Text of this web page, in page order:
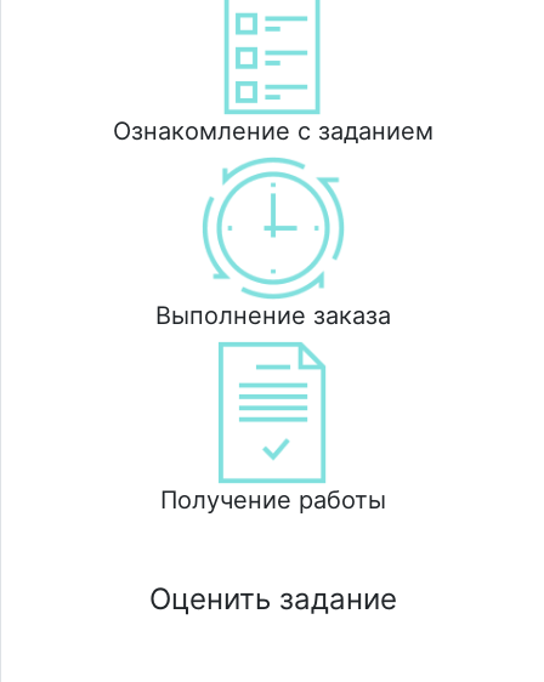
Ознакомление с заданием
Выполнение заказа
Получение работы
Оценить задание